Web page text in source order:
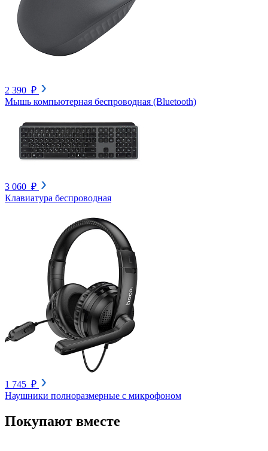
2 390 ₽
Мышь компьютерная беспроводная (Bluetooth)
3 060 ₽
Клавиатура беспроводная
1 745 ₽
Наушники полноразмерные с микрофоном
Покупают вместе